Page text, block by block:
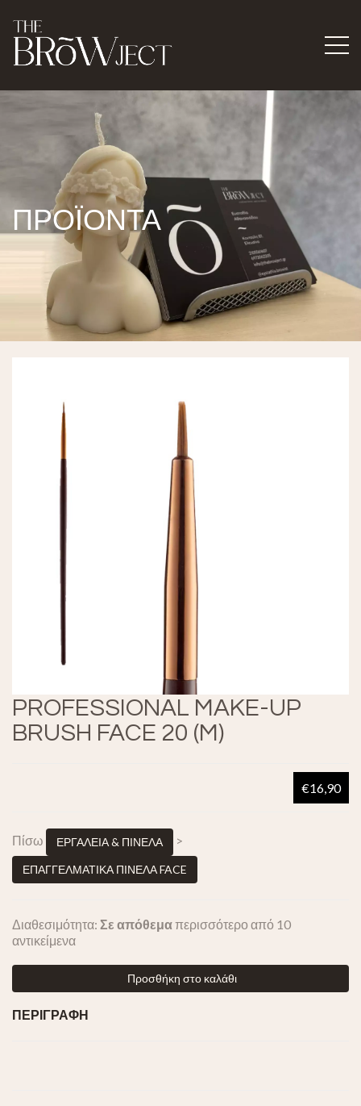
ΠΡΟΪΟΝΤΑ
PROFESSIONAL MAKE-UP
BRUSH FACE 20 (M)
€16,90
Πίσω ΕΡΓΑΛΕΙΑ & ΠΙΝΕΛΑ >
ΕΠΑΓΓΕΛΜΑΤΙΚΑ ΠΙΝΕΛΑ FACE
Διαθεσιμότητα: Σε απόθεμαπερισσότερο από 10
αντικείμενα
Προσθήκη στο καλάθι
ΠΕΡΙΓΡΑΦΗ